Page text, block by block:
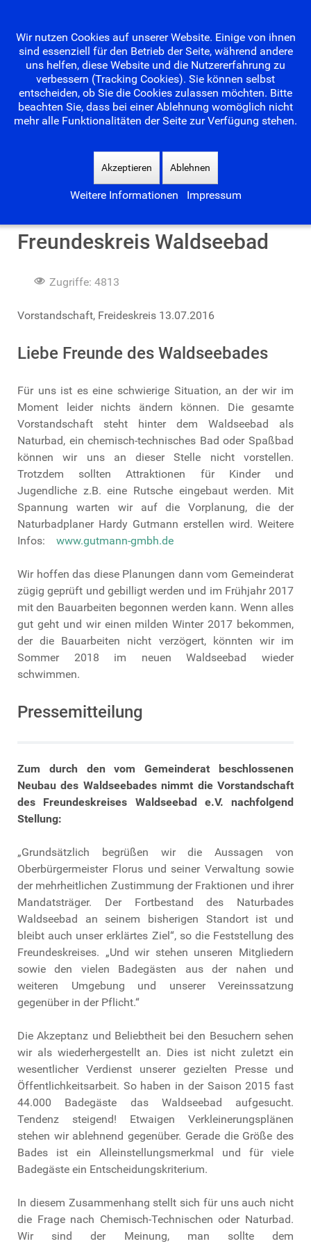
Suchen
Freundeskreis Waldseebad
Zugriffe: 4813
Vorstandschaft, Freideskreis 13.07.2016
Liebe Freunde des Waldseebades
Für uns ist es eine schwierige Situation, an der wir im
Moment leider nichts ändern können. Die gesamte
Vorstandschaft steht hinter dem Waldseebad als
Naturbad, ein chemisch-technisches Bad oder Spaßbad
können wir uns an dieser Stelle nicht vorstellen.
Trotzdem sollten Attraktionen für Kinder und
Jugendliche z.B. eine Rutsche eingebaut werden. Mit
Spannung warten wir auf die Vorplanung, die der
Naturbadplaner Hardy Gutmann erstellen wird. Weitere
Infos: www.gutmann-gmbh.de
Wir hoffen das diese Planungen dann vom Gemeinderat
zügig geprüft und gebilligt werden und im Frühjahr 2017
mit den Bauarbeiten begonnen werden kann. Wenn alles
gut geht und wir einen milden Winter 2017 bekommen,
der die Bauarbeiten nicht verzögert, könnten wir im
Sommer 2018 im neuen Waldseebad wieder
schwimmen.
Pressemitteilung
Zum durch den vom Gemeinderat beschlossenen
Neubau des Waldseebades nimmt die Vorstandschaft
des Freundeskreises Waldseebad e.V. nachfolgend
Stellung:
„Grundsätzlich begrüßen wir die Aussagen von
Oberbürgermeister Florus und seiner Verwaltung sowie
der mehrheitlichen Zustimmung der Fraktionen und ihrer
Mandatsträger. Der Fortbestand des Naturbades
Waldseebad an seinem bisherigen Standort ist und
bleibt auch unser erklärtes Ziel“, so die Feststellung des
Freundeskreises. „Und wir stehen unseren Mitgliedern
sowie den vielen Badegästen aus der nahen und
weiteren Umgebung und unserer Vereinssatzung
gegenüber in der Pflicht.“
Die Akzeptanz und Beliebtheit bei den Besuchern sehen
wir als wiederhergestellt an. Dies ist nicht zuletzt ein
wesentlicher Verdienst unserer gezielten Presse und
Öffentlichkeitsarbeit. So haben in der Saison 2015 fast
44.000 Badegäste das Waldseebad aufgesucht.
Tendenz steigend! Etwaigen Verkleinerungsplänen
stehen wir ablehnend gegenüber. Gerade die Größe des
Bades ist ein Alleinstellungsmerkmal und für viele
Badegäste ein Entscheidungskriterium.
In diesem Zusammenhang stellt sich für uns auch nicht
die Frage nach Chemisch-Technischen oder Naturbad.
Wir sind der Meinung, man sollte dem
Wir nutzen Cookies auf unserer Website. Einige von ihnen
sind essenziell für den Betrieb der Seite, während andere
uns helfen, diese Website und die Nutzererfahrung zu
verbessern (Tracking Cookies). Sie können selbst
entscheiden, ob Sie die Cookies zulassen möchten. Bitte
beachten Sie, dass bei einer Ablehnung womöglich nicht
mehr alle Funktionalitäten der Seite zur Verfügung stehen.
Akzeptieren Ablehnen
Weitere Informationen Impressum